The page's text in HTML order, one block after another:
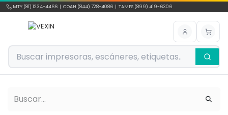
Ir al contenido
MTY (81) 1234-4466 | COAH (844) 728-4086 | TAMPS (899) 419-6306